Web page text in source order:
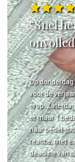
“Snel
Op
voor de
erop.
er maar 1
naar
reactie, met
deadline van